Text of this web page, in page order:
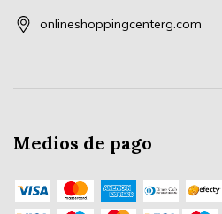
onlineshoppingcenterg.com
Medios de pago